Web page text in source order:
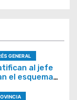
GENERAL
al jefe
el esquema